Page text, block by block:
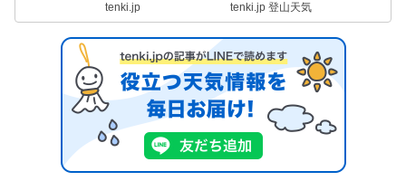
tenki.jp tenki.jp 登山天気